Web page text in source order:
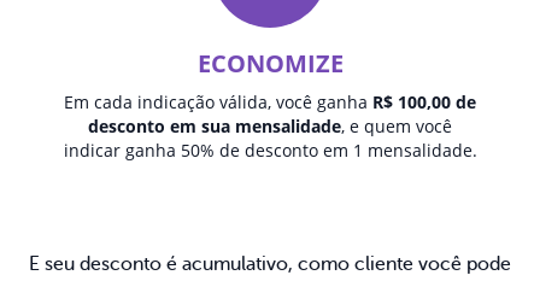
ECONOMIZE
Em cada indicação válida, você ganha R$ 100,00 de
desconto em sua mensalidade, e quem você
indicar ganha 50% de desconto em 1 mensalidade.
E seu desconto é acumulativo, como cliente você pode